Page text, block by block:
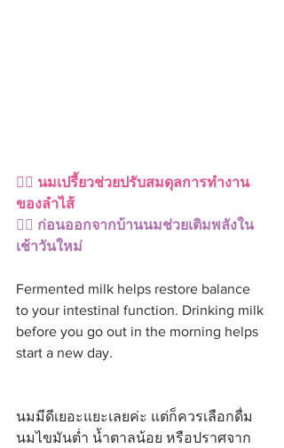
👉🏻 นมเปรี้ยวช่วยปรับสมดุลการทำงาน
ของลำไส้
👉🏻 ก่อนออกจากบ้านนมช่วยเติมพลังใน
เช้าวันใหม่
Fermented milk helps restore balance
to your intestinal function. Drinking milk
before you go out in the morning helps
start a new day.
นมมีดีเยอะแยะเลยค่ะ แต่ก็ควรเลือกดื่ม
นมไขมันต่ำ น้ำตาลน้อย หรือปราศจาก